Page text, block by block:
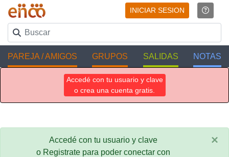
INICIAR SESION
PAREJA / AMIGOS GRUPOS SALIDAS NOTAS
Accedé con tu usuario y clave
o crea una cuenta gratis.
Accedé con tu usuario y clave
o Registrate para poder conectar con
×